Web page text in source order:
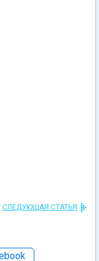
СЛЕДУЮЩАЯ СТАТЬЯ